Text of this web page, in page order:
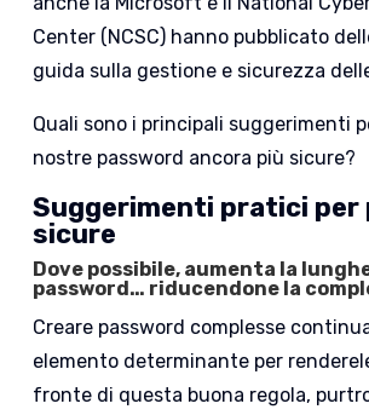
Center (NCSC) hanno pubblicato
guida sulla gestione e sicurezza
Quali sono i principali suggerimenti
nostre password ancora più sicure?
Suggerimenti pratici per
sicure
Dove possibile, aumenta la
password… riducendone la
Creare password complesse
elemento determinante per
fronte di questa buona regola,